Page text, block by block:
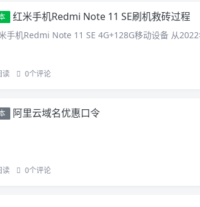
红米手机Redmi Note 11 SE刷机救砖过程
手机Redmi Note 11 SE 4G+128G移动设备 从
读 0个评论
阿里云域名优惠口令
读 0个评论